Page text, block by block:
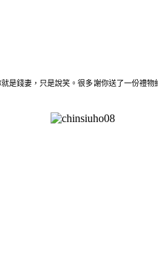
是錢妻，只是說笑。很多謝你送了一份禮